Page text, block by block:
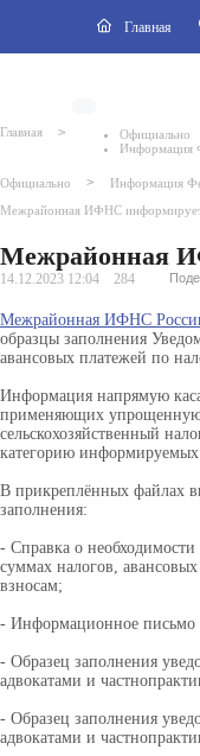
Главная
Версия для
Поиск по
Главная >
Официально
Информация
Официально > Информация
Межрайонная ИФНС
Межрайонная
14.12.2023 12:04 284
Межрайонная ИФНС
образцы заполнения
авансовых платежей по
Информация напрямую
применяющих упрощенную
сельскохозяйственный
категорию информируемых
В прикреплённых файлах
заполнения:
- Справка о
суммах налогов,
взносам;
- Информационное письмо
- Образец заполнения
адвокатами и
- Образец заполнения
адвокатами и